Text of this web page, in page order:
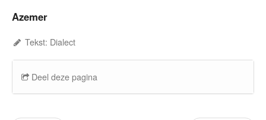
Azemer
Tekst: Dialect
Deel deze pagina